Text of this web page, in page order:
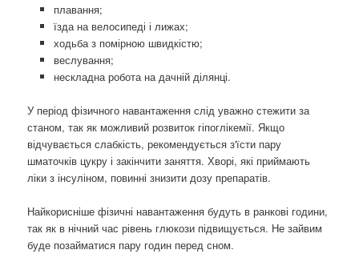
плавання;
їзда на велосипеді і лижах;
ходьба з помірною швидкістю;
веслування;
нескладна робота на дачній ділянці.
У період фізичного навантаження слід уважно стежити за
станом, так як можливий розвиток гіпоглікемії. Якщо
відчувається слабкість, рекомендується з'їсти пару
шматочків цукру і закінчити заняття. Хворі, які приймають
ліки з інсуліном, повинні знизити дозу препаратів.
Найкорисніше фізичні навантаження будуть в ранкові години,
так як в нічний час рівень глюкози підвищується. Не зайвим
буде позайматися пару годин перед сном.